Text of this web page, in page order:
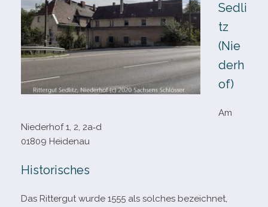
Sedli
tz
(Nie
derh
of)
Am
Niederhof 1, 2, 2a‑d
01809 Heidenau
Historisches
Das Rittergut wurde 1555 als sol­ches bezeich­net,